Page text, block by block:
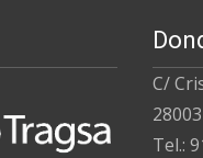
C/
Tel.: